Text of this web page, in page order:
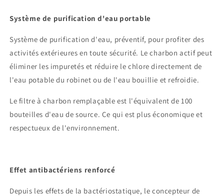
Système de purification d'eau portable
Système de purification d'eau, préventif, pour profiter des
activités extérieures en toute sécurité. Le charbon actif peut
éliminer les impuretés et réduire le chlore directement de
l'eau potable du robinet ou de l'eau bouillie et refroidie.
Le filtre à charbon remplaçable est l'équivalent de 100
bouteilles d'eau de source. Ce qui est plus économique et
respectueux de l'environnement.
Effet antibactériens renforcé
Depuis les effets de la bactériostatique, le concepteur de